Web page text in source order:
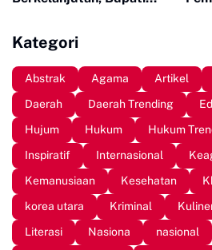
Kategori
Abstrak Agama Artikel
Daerah
Daerah Trending
Hujum
Hukum Hukum
Inspiratif
Internasional
Kemanusiaan
Kesehatan
korea utara
Kriminal
Literasi
Nasiona nasional